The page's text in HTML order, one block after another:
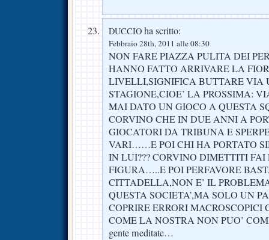
DUCCIO ha scritto:
Febbraio 28th, 2011 alle 08:30
NON FARE PIAZZA PULITA DEI
HANNO FATTO ARRIVARE LA
LIVELLI,SIGNIFICA BUTTARE VIA
STAGIONE,CIOE’ LA PROSSIMA:
MAI DATO UN GIOCO A QUESTA
CORVINO CHE IN DUE ANNI A
GIOCATORI DA TRIBUNA E
VARI……E POI CHI HA PORTATO
IN LUI??? CORVINO DIMETTITI FAI
FIGURA…..E POI PERFAVORE
CITTADELLA,NON E’ IL
QUESTA SOCIETA’,MA SOLO UN
COPRIRE ERRORI MACROSCOPICI
COME LA NOSTRA NON PUO’
gente meditate…